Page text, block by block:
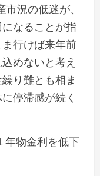
況の低迷が、
なることが指
行けば来年前
めないと考え
り難とも相ま
停滞感が続く
年物金利を低下